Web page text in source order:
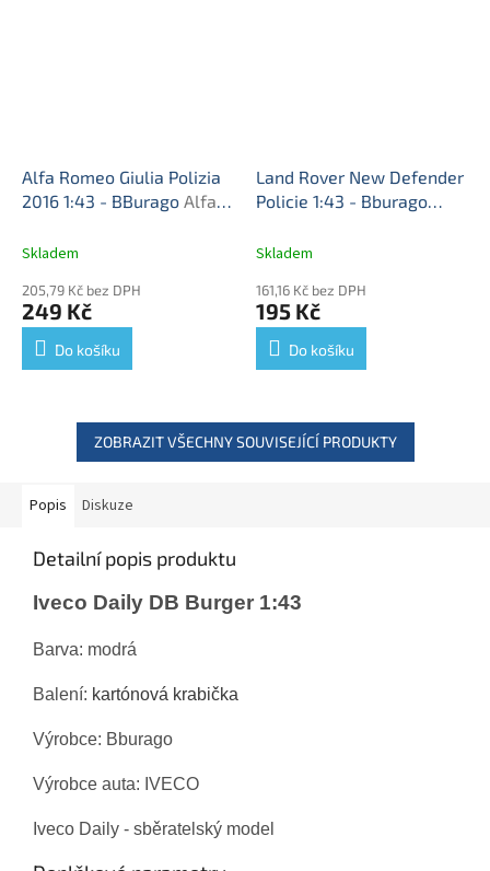
Alfa Romeo Giulia Polizia
2016 1:43 - BBurago Alfa-
- kovový model auta
Skladem
205,79 Kč bez DPH
249 Kč
Do košíku
Land Rover New Defender
Policie 1:43 - Bburago
- model auta 1/43
Skladem
161,16 Kč bez DPH
195 Kč
Do košíku
ZOBRAZIT VŠECHNY SOUVISEJÍCÍ PRODUKTY
Popis Diskuze
Detailní popis produktu
Iveco Daily DB Burger 1:43
Barva: modrá
Balení: kartónová krabička
Výrobce: Bburago
Výrobce auta: IVECO
Iveco Daily - sběratelský model